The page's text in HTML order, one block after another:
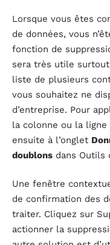
Lorsque vous êtes
de données, vous
fonction de
sera très utile surtout
liste de plusieurs
vous souhaitez ne
d’entreprise. Pour
la colonne ou la
ensuite à l’onglet
doublons dans Outils
Une fenêtre
de confirmation des
traiter. Cliquez sur
actionner la